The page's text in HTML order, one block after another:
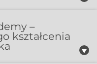
–
kształcenia